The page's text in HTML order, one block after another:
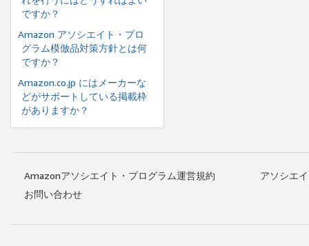
ですか？
Amazon アソシエイト・プロ
グラム模倣品対策方針とは何
ですか？
Amazon.co.jp にはメーカーな
どがサポートしている掲載枠
がありますか？
Amazonアソシエイト・プログラム運営規約
アソシエ
お問い合わせ